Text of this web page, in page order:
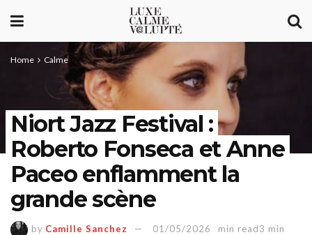
Home Calme
Niort Jazz Festival :
Roberto Fonseca et Anne
Paceo enflamment la
grande scène
by Camille Sanchez 01/05/2026 min read3 min